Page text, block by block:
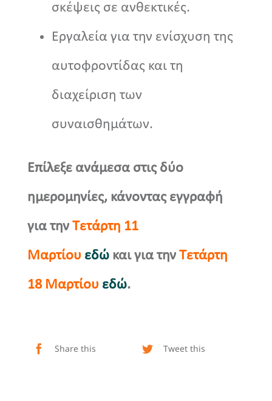
σκέψεις σε ανθεκτικές.
Εργαλεία για την ενίσχυση της
αυτοφροντίδας και τη
διαχείριση των
συναισθημάτων.
Επίλεξε ανάμεσα στις δύο
ημερομηνίες, κάνοντας εγγραφή
για την Τετάρτη 11
Μαρτίου εδώ και για την Τετάρτη
18 Μαρτίου εδώ.
Share this Tweet this